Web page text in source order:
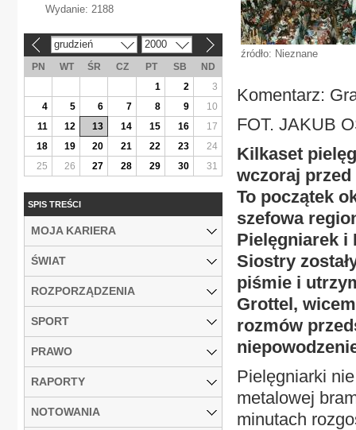
źródło: Nieznane
Komentarz:
FOT. JAKUB
Kilkaset
wczoraj przed
To początek
szefowa
Pielęgniarek i
Siostry
piśmie i
Grottel,
rozmów
Pielęgniarki
metalowej
minutach
Wydanie: 2188
grudzień 2000
PN WT ŚR CZ PT SB
ND
1
2
3
4
5 6 7 8 9
10
11
12 13 14 15 16
17
18
19 20 21 22 23
24
25
26 27 28 29 30 31
SPIS TREŚCI
MOJA KARIERA
ŚWIAT
ROZPORZĄDZENIA
SPORT
PRAWO
RAPORTY
NOTOWANIA